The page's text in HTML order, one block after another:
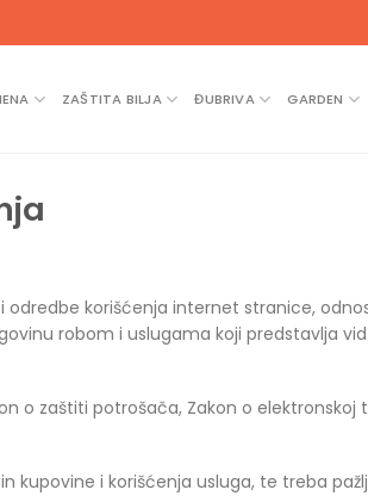
ZAŠTITA BILJA ĐUBRIVA GARDEN
odredbe korišćenja internet stranice,
robom i uslugama koji predstavlja
o zaštiti potrošača, Zakon o
kupovine i korišćenja usluga, te treba